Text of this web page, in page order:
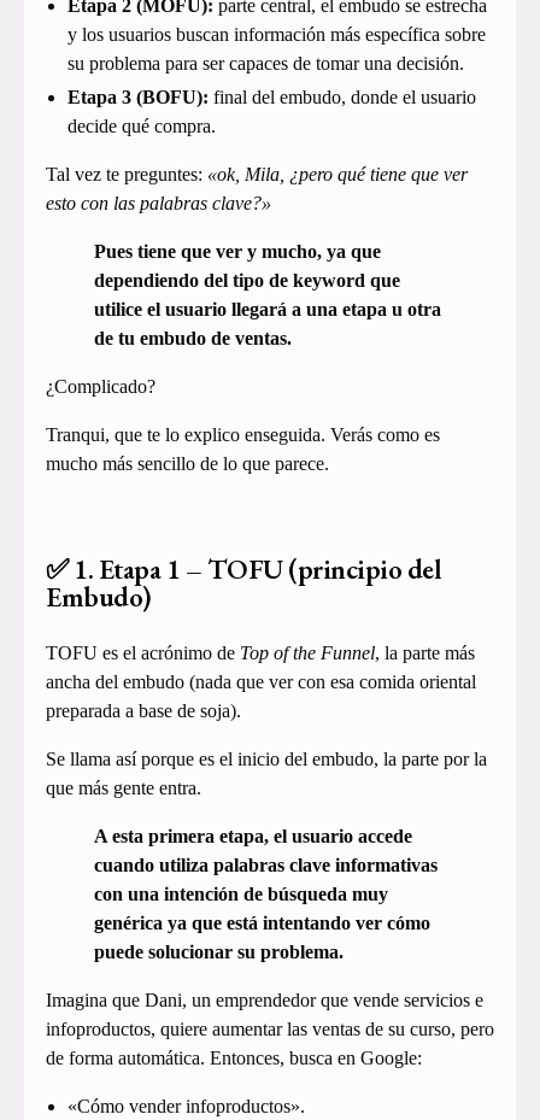
Etapa 2 (MOFU): parte central, el embudo se estrecha
y los usuarios buscan información más específica sobre
su problema para ser capaces de tomar una decisión.
Etapa 3 (BOFU): final del embudo, donde el usuario
decide qué compra.
Tal vez te preguntes: «ok, Mila, ¿pero qué tiene que ver
esto con las palabras clave?»
Pues tiene que ver y mucho, ya que
dependiendo del tipo de keyword que
utilice el usuario llegará a una etapa u otra
de tu embudo de ventas.
¿Complicado?
Tranqui, que te lo explico enseguida. Verás como es
mucho más sencillo de lo que parece.
✅ 1. Etapa 1 – TOFU (principio del
Embudo)
TOFU es el acrónimo de Top of the Funnel, la parte más
ancha del embudo (nada que ver con esa comida oriental
preparada a base de soja).
Se llama así porque es el inicio del embudo, la parte por la
que más gente entra.
A esta primera etapa, el usuario accede
cuando utiliza palabras clave informativas
con una intención de búsqueda muy
genérica ya que está intentando ver cómo
puede solucionar su problema.
Imagina que Dani, un emprendedor que vende servicios e
infoproductos, quiere aumentar las ventas de su curso, pero
de forma automática. Entonces, busca en Google:
«Cómo vender infoproductos».